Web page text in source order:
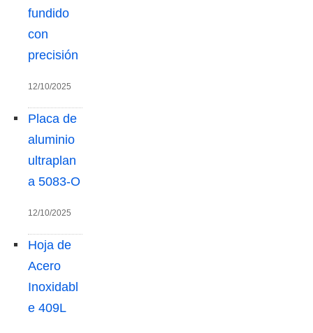
fundido
con
precisión
12/10/2025
Placa de
aluminio
ultraplan
a 5083-O
12/10/2025
Hoja de
Acero
Inoxidabl
e 409L